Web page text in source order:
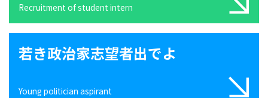
Recruitment of student intern
若き政治家志望者出でよ
Young politician aspirant